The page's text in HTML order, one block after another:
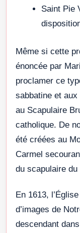
Saint Pie
Même si cette
énoncée par
proclamer ce
sabbatine et
au Scapulaire
catholique. De
été créées au
Carmel
du scapulaire du
En 1613,
d’images de
descendant